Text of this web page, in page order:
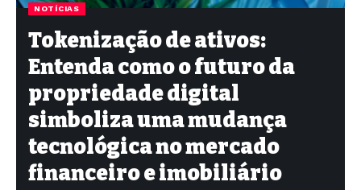
NOTÍCIAS
Tokenização de ativos:
Entenda como o futuro da
propriedade digital
simboliza uma mudança
tecnológica no mercado
financeiro e imobiliário